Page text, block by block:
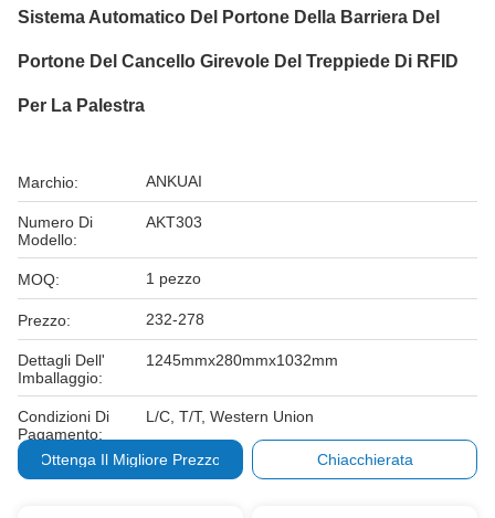
Sistema Automatico Del Portone Della Barriera Del
Portone Del Cancello Girevole Del Treppiede Di RFID
Per La Palestra
Marchio: ANKUAI
Numero Di
Modello:
AKT303
MOQ: 1 pezzo
Prezzo: 232-278
Dettagli Dell'
Imballaggio:
1245mmx280mmx1032mm
Condizioni Di
Pagamento:
L/C, T/T, Western Union
Ottenga Il Migliore Prezzo Chiacchierata